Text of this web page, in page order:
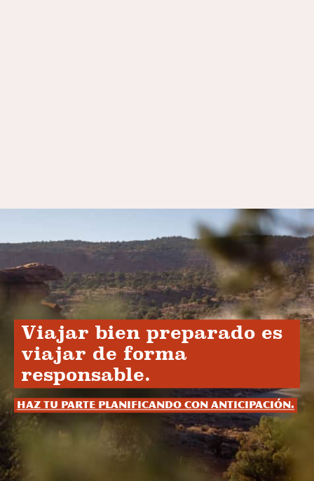
Viajar bien preparado es
viajar de forma
responsable.
Haz tu parte planificando con anticipación.